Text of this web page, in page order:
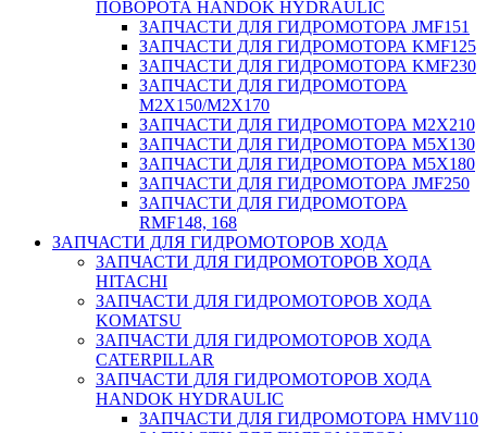
ПОВОРОТА HANDOK HYDRAULIC
ЗАПЧАСТИ ДЛЯ ГИДРОМОТОРА JMF151
ЗАПЧАСТИ ДЛЯ ГИДРОМОТОРА KMF125
ЗАПЧАСТИ ДЛЯ ГИДРОМОТОРА KMF230
ЗАПЧАСТИ ДЛЯ ГИДРОМОТОРА
M2X150/M2X170
ЗАПЧАСТИ ДЛЯ ГИДРОМОТОРА M2X210
ЗАПЧАСТИ ДЛЯ ГИДРОМОТОРА M5X130
ЗАПЧАСТИ ДЛЯ ГИДРОМОТОРА M5X180
ЗАПЧАСТИ ДЛЯ ГИДРОМОТОРА JMF250
ЗАПЧАСТИ ДЛЯ ГИДРОМОТОРА
RMF148, 168
ЗАПЧАСТИ ДЛЯ ГИДРОМОТОРОВ ХОДА
ЗАПЧАСТИ ДЛЯ ГИДРОМОТОРОВ ХОДА
HITACHI
ЗАПЧАСТИ ДЛЯ ГИДРОМОТОРОВ ХОДА
KOMATSU
ЗАПЧАСТИ ДЛЯ ГИДРОМОТОРОВ ХОДА
CATERPILLAR
ЗАПЧАСТИ ДЛЯ ГИДРОМОТОРОВ ХОДА
HANDOK HYDRAULIC
ЗАПЧАСТИ ДЛЯ ГИДРОМОТОРА HMV110